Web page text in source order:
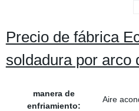
Precio de fábrica
soldadura por arco
manera de
enfriamiento:
Aire